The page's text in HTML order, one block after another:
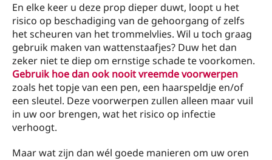
En elke keer u deze prop dieper duwt, loopt u het
risico op beschadiging van de gehoorgang of zelfs
het scheuren van het trommelvlies. Wil u toch graag
gebruik maken van wattenstaafjes? Duw het dan
zeker niet te diep om ernstige schade te voorkomen.
Gebruik hoe dan ook nooit vreemde voorwerpen
zoals het topje van een pen, een haarspeldje en/of
een sleutel. Deze voorwerpen zullen alleen maar vuil
in uw oor brengen, wat het risico op infectie
verhoogt.
Maar wat zijn dan wél goede manieren om uw oren